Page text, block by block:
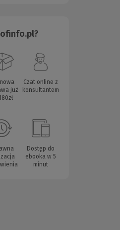
już
Czat online z
konsultantem
Dostęp do
ebooka w 5
minut